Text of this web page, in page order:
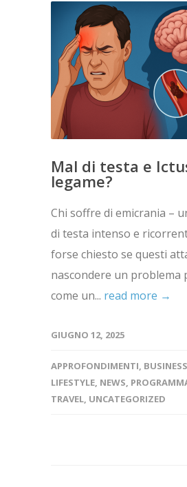
Mal di testa e
legame?
Chi soffre di emicrania –
di testa intenso e
forse chiesto se questi
nascondere un problema
come un... read more →
GIUGNO 12, 2025
APPROFONDIMENTI, BUSINESS
LIFESTYLE, NEWS,
TRAVEL, UNCATEGORIZED